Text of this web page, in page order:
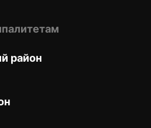
район